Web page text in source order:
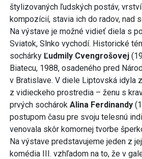
štylizovaných ľudských postáv,
kompozícií, stavia ich do radov, nad
Na výstave je možné vidieť diela s
Sviatok, Slnko vychodí. Historické
sochárky Ľudmily Cvengrošovej
Biatecu, 1988, osadeného pred
v Bratislave. V diele Liptovská idyla
z vidieckeho prostredia – ženu s
prvých sochárok Alina Ferdinandy
postupom času pre svoju telesnú
venovala skôr komornej tvorbe
Na výstave predstavujeme jeden z
komédia III. vzhľadom na to, že v